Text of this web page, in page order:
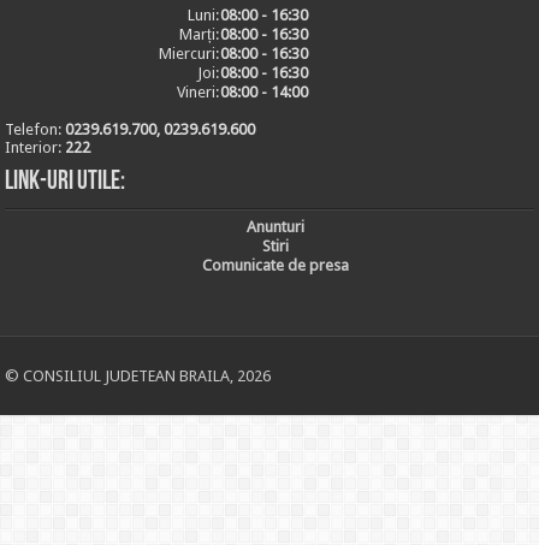
Luni:08:00 - 16:30
Marți:08:00 - 16:30
Miercuri:08:00 - 16:30
Joi:08:00 - 16:30
Vineri:08:00 - 14:00
Telefon:0239.619.700, 0239.619.600
Interior: 222
Link-uri utile:
Anunturi
Stiri
Comunicate de presa
© CONSILIUL JUDETEAN BRAILA, 2026